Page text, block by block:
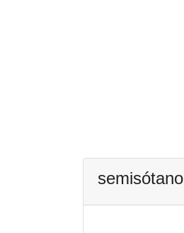
semisótano